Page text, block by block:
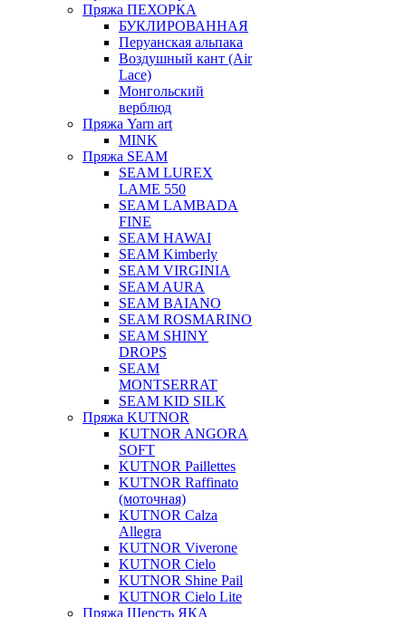
Пряжа ПЕХОРКА
БУКЛИРОВАННАЯ
Перуанская альпака
Воздушный кант (Air
Lace)
Монгольский
верблюд
Пряжа Yarn art
MINK
Пряжа SEAM
SEAM LUREX
LAME 550
SEAM LAMBADA
FINE
SEAM HAWAI
SEAM Kimberly
SEAM VIRGINIA
SEAM AURA
SEAM BAIANO
SEAM ROSMARINO
SEAM SHINY
DROPS
SEAM
MONTSERRAT
SEAM KID SILK
Пряжа KUTNOR
KUTNOR ANGORA
SOFT
KUTNOR Paillettes
KUTNOR Raffinato
(моточная)
KUTNOR Calza
Allegra
KUTNOR Viverone
KUTNOR Cielo
KUTNOR Shine Pail
KUTNOR Cielo Lite
Пряжа Шерсть ЯКА